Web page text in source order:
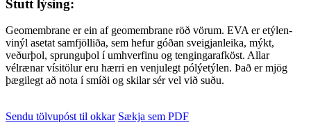
Stutt lýsing:
Geomembrane er ein af geomembrane röð vörum. EVA er etýlen-
vinýl asetat samfjölliða, sem hefur góðan sveigjanleika, mýkt,
veðurþol, sprunguþol í umhverfinu og tengingarafköst. Allar
vélrænar vísitölur eru hærri en venjulegt pólýetýlen. Það er mjög
þægilegt að nota í smíði og skilar sér vel við suðu.
Sendu tölvupóst til okkar Sækja sem PDF